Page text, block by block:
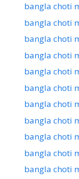
bangla choti
bangla choti
bangla choti
bangla choti
bangla choti
bangla choti
bangla choti
bangla choti
bangla choti
bangla choti
bangla choti